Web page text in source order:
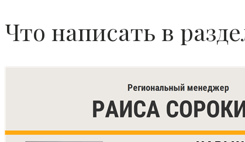
Что написать в